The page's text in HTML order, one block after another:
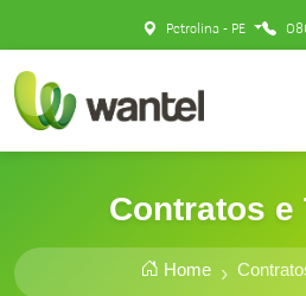
Petrolina - PE
Contratos e
Home